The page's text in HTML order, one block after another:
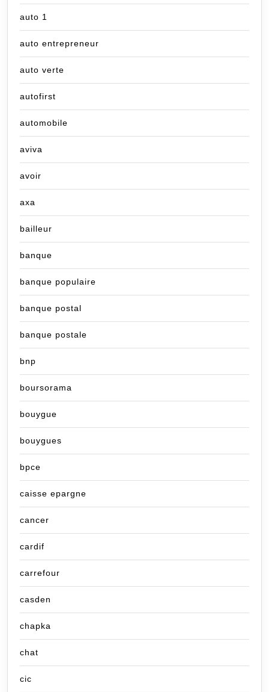
auto 1
auto entrepreneur
auto verte
autofirst
automobile
aviva
avoir
axa
bailleur
banque
banque populaire
banque postal
banque postale
bnp
boursorama
bouygue
bouygues
bpce
caisse epargne
cancer
cardif
carrefour
casden
chapka
chat
cic